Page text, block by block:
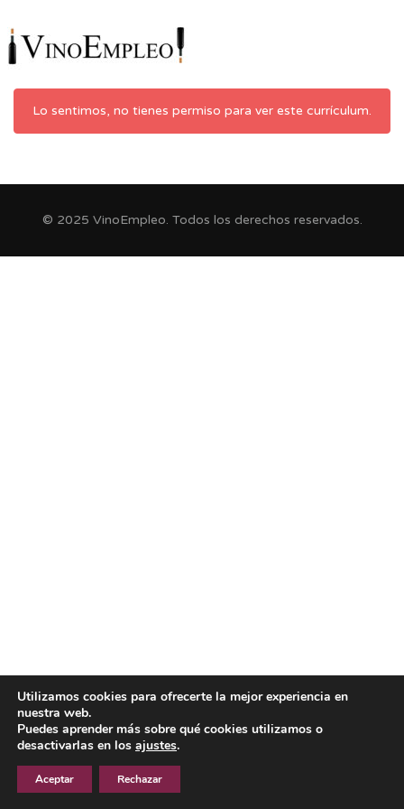
Lo sentimos, no tienes permiso para ver este currículum.
© 2025 VinoEmpleo. Todos los derechos reservados.
Utilizamos cookies para ofrecerte la mejor experiencia en
nuestra web.
Puedes aprender más sobre qué cookies utilizamos o
desactivarlas en los ajustes.
Aceptar Rechazar